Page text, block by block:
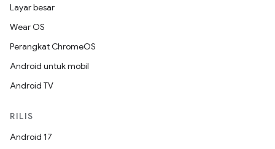
Layar besar
Wear OS
Perangkat ChromeOS
Android untuk mobil
Android TV
RILIS
Android 17